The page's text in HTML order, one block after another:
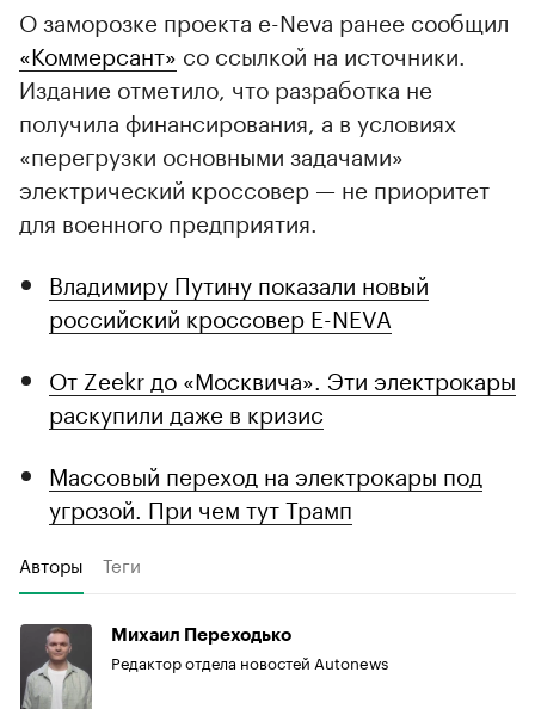
О заморозке проекта e-Neva ранее сообщил
«Коммерсант» со ссылкой на источники.
Издание отметило, что разработка не
получила финансирования, а в условиях
«перегрузки основными задачами»
электрический кроссовер — не приоритет
для военного предприятия.
Владимиру Путину показали новый
российский кроссовер E-NEVA
От Zeekr до «Москвича». Эти электрокары
раскупили даже в кризис
Массовый переход на электрокары под
угрозой. При чем тут Трамп
Авторы Теги
Михаил Переходько
Редактор отдела новостей Autonews